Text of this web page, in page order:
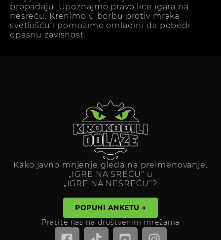
propadaju. Upoznajmo pravo lice igara na
nesreću. Krenimo u borbu protiv mraka
svetlošću i pomozimo omladini da pobedi
opasnu zavisnost.
Kako javno mnjenje gleda na preimenovanje:
„IGRE NA SREĆU" u
„IGRE NA NESREĆU"?
POPUNI ANKETU →
Pratite nas na društvenim mrežama